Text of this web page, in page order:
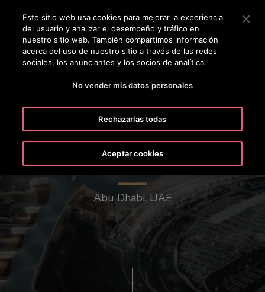
Pulse Intro para saltar al contenido principal
BUSCAR
Aeropuerto de Abu Dhabi
Abu Dhabi, UAE
Este sitio web usa cookies para mejorar la experiencia
del usuario y analizar el desempeño y tráfico en
nuestro sitio web. También compartimos información
acerca del uso de nuestro sitio a través de las redes
sociales, los anunciantes y los socios de analítica.
No vender mis datos personales
Rechazarlas todas
Aceptar cookies